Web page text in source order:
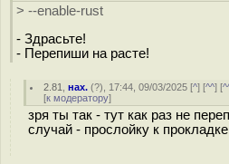
> --enable-rust
- Здрасьте!
- Перепиши на расте!
2.81 ,нах. (?), 17:44, 09/03/2025 [^] [^^] [
[к модератору]
зря ты так - тут как раз не
случай - прослойку к